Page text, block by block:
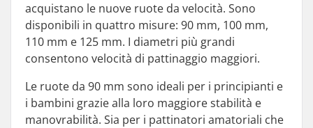
acquistano le nuove ruote da velocità. Sono
disponibili in quattro misure: 90 mm, 100 mm,
110 mm e 125 mm. I diametri più grandi
consentono velocità di pattinaggio maggiori.
Le ruote da 90 mm sono ideali per i principianti e
i bambini grazie alla loro maggiore stabilità e
manovrabilità. Sia per i pattinatori amatoriali che